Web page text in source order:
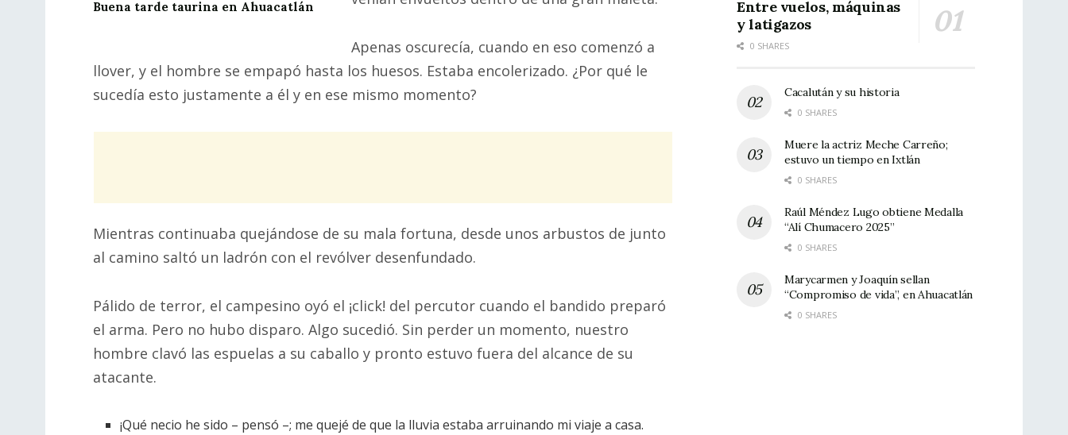
Buena tarde taurina en Ahuacatlán
Apenas oscurecía, cuando en eso comenzó a
llover, y el hombre se empapó hasta los huesos. Estaba encolerizado. ¿Por qué le
sucedía esto justamente a él y en ese mismo momento?
Mientras continuaba quejándose de su mala fortuna, desde unos arbustos de junto
al camino saltó un ladrón con el revólver desenfundado.
Pálido de terror, el campesino oyó el ¡click! del percutor cuando el bandido preparó
el arma. Pero no hubo disparo. Algo sucedió. Sin perder un momento, nuestro
hombre clavó las espuelas a su caballo y pronto estuvo fuera del alcance de su
atacante.
¡Qué necio he sido – pensó –; me quejé de que la lluvia estaba arruinando mi viaje a casa.
Entre vuelos, máquinas
y latigazos
0 SHARES
Cacalután y su historia
0 SHARES
Muere la actriz Meche Carreño;
estuvo un tiempo en Ixtlán
0 SHARES
Raúl Méndez Lugo obtiene Medalla
“Alí Chumacero 2025”
0 SHARES
Marycarmen y Joaquín sellan
“Compromiso de vida”, en Ahuacatlán
0 SHARES